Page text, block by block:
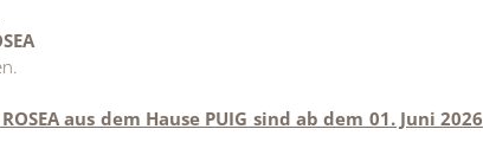
.
ROSEA aus dem Hause PUIG sind ab dem 01. Juni 2026